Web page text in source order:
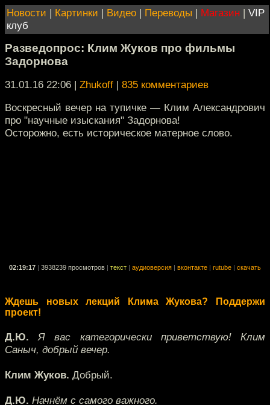
Новости | Картинки | Видео | Переводы | Магазин | VIP
клуб
Разведопрос: Клим Жуков про фильмы
Задорнова
31.01.16 22:06 | Zhukoff | 835 комментариев
Воскресный вечер на тупичке — Клим Александрович
про "научные изыскания" Задорнова!
Осторожно, есть историческое матерное слово.
02:19:17 3938239 просмотров текст аудиоверсия вконтакте rutube скачать
Ждешь новых лекций Клима Жукова? Поддержи
проект!
Д.Ю. Я вас категорически приветствую! Клим
Саныч, добрый вечер.
Клим Жуков. Добрый.
Д.Ю. Начнём с самого важного.